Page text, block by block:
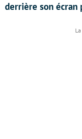
derrière son écran